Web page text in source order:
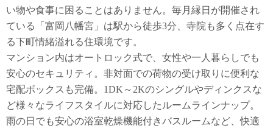
い物や食事に困ることはありません。毎月縁日が開催され
ている「富岡八幡宮」は駅から徒歩3分、寺院も多く点在す
る下町情緒溢れる住環境です。
マンション内はオートロック式で、女性や一人暮らしでも
安心のセキュリティ。非対面での荷物の受け取りに便利な
宅配ボックスも完備。1DK～2Kのシングルやディンクスな
ど様々なライフスタイルに対応したルームラインナップ。
雨の日でも安心の浴室乾燥機能付きバスルームなど、快適